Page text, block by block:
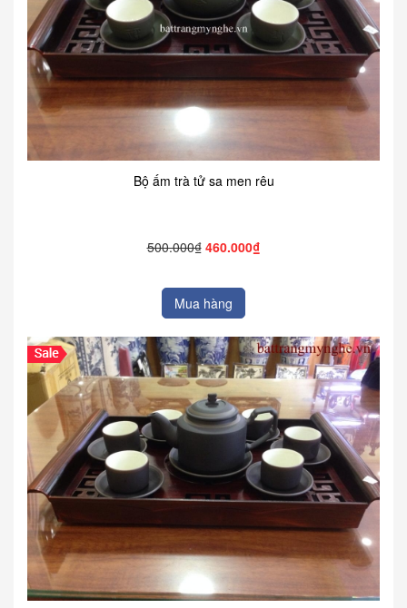
Bộ ấm trà tử sa men rêu
500.000₫ 460.000₫
Mua hàng